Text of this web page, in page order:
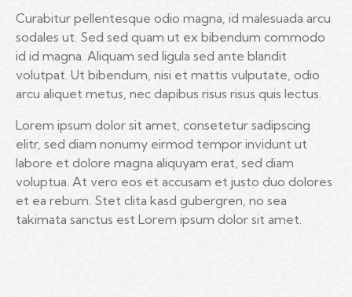
Curabitur pellentesque odio magna, id malesuada arcu
sodales ut. Sed sed quam ut ex bibendum commodo
id id magna. Aliquam sed ligula sed ante blandit
volutpat. Ut bibendum, nisi et mattis vulputate, odio
arcu aliquet metus, nec dapibus risus risus quis lectus.
Lorem ipsum dolor sit amet, consetetur sadipscing
elitr, sed diam nonumy eirmod tempor invidunt ut
labore et dolore magna aliquyam erat, sed diam
voluptua. At vero eos et accusam et justo duo dolores
et ea rebum. Stet clita kasd gubergren, no sea
takimata sanctus est Lorem ipsum dolor sit amet.